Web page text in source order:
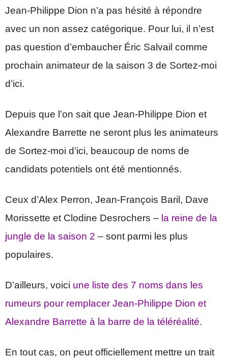
Jean-Philippe Dion n’a pas hésité à répondre
avec un non assez catégorique. Pour lui, il n’est
pas question d’embaucher Éric Salvail comme
prochain animateur de la saison 3 de Sortez-moi
d’ici.
Depuis que l’on sait que Jean-Philippe Dion et
Alexandre Barrette ne seront plus les animateurs
de Sortez-moi d’ici, beaucoup de noms de
candidats potentiels ont été mentionnés.
Ceux d’Alex Perron, Jean-François Baril, Dave
Morissette et Clodine Desrochers – la reine de la
jungle de la saison 2 – sont parmi les plus
populaires.
D’ailleurs, voici une liste des 7 noms dans les
rumeurs pour remplacer Jean-Philippe Dion et
Alexandre Barrette à la barre de la téléréalité.
En tout cas, on peut officiellement mettre un trait